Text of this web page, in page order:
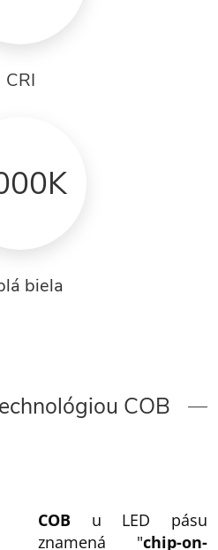
CRI
biela
COB
COB u LED pásu
znamená "chip-on-